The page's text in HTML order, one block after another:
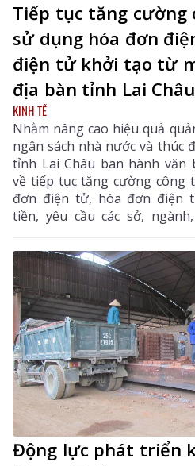
Tiếp tục tăng cường
sử dụng hóa đơn
điện tử khởi tạo từ
địa bàn tỉnh Lai Châu
KINH TẾ
Nhằm nâng cao hiệu quả
ngân sách nhà nước và thúc
tỉnh Lai Châu ban hành văn
về tiếp tục tăng cường công
đơn điện tử, hóa đơn điện
tiền, yêu cầu các sở,
đồng bộ các giải pháp nhằm
lý thuế, chống thất thu ngân
đổi số trên địa bàn tỉnh.
Động lực phát triển